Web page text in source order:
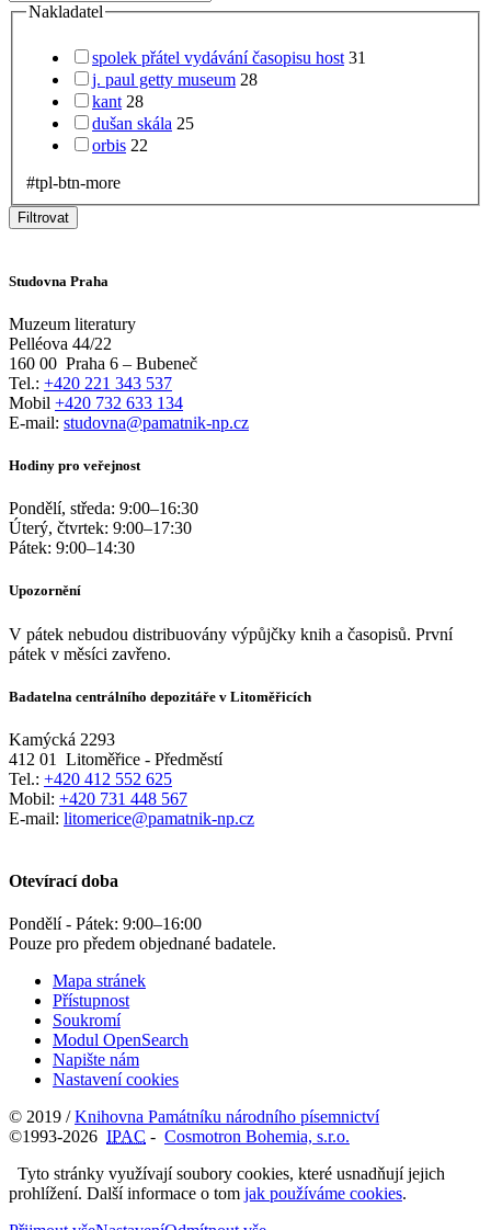
Nakladatel
spolek přátel vydávání časopisu host 31
j. paul getty museum 28
kant 28
dušan skála 25
orbis 22
#tpl-btn-more
Filtrovat
Studovna Praha
Muzeum literatury
Pelléova 44/22
160 00 Praha 6 – Bubeneč
Tel.: +420 221 343 537
Mobil +420 732 633 134
E-mail: studovna@pamatnik-np.cz
Hodiny pro veřejnost
Pondělí, středa: 9:00–16:30
Úterý, čtvrtek: 9:00–17:30
Pátek: 9:00–14:30
Upozornění
V pátek nebudou distribuovány výpůjčky knih a časopisů. První
pátek v měsíci zavřeno.
Badatelna centrálního depozitáře v Litoměřicích
Kamýcká 2293
412 01
Litoměřice - Předměstí
Tel.: +420 412 552 625
Mobil: +420 731 448 567
E-mail: litomerice@pamatnik-np.cz
Otevírací doba
Pondělí - Pátek: 9:00–16:00
Pouze pro předem objednané badatele.
Mapa stránek
Přístupnost
Soukromí
Modul OpenSearch
Napište nám
Nastavení cookies
© 2019 /Knihovna Památníku národního písemnictví
©1993-2026 IPAC - Cosmotron Bohemia, s.r.o.
Tyto stránky využívají soubory cookies, které usnadňují jejich
prohlížení. Další informace o tom jak používáme cookies.